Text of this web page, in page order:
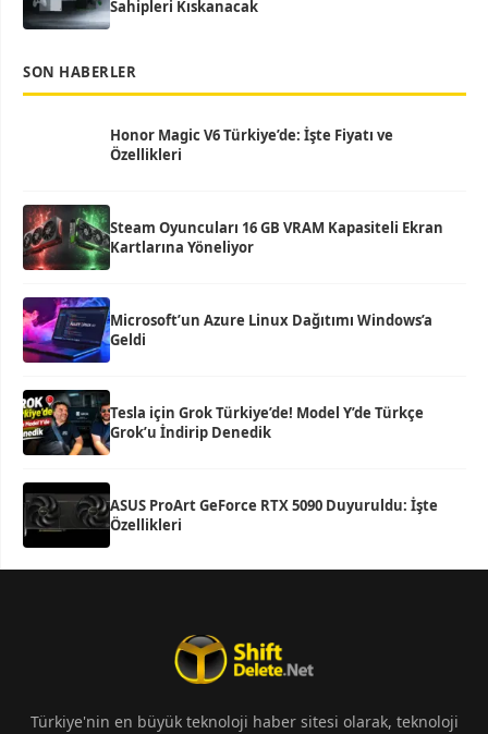
Sahipleri Kıskanacak
SON HABERLER
Honor Magic V6 Türkiye’de: İşte Fiyatı ve
Özellikleri
Steam Oyuncuları 16 GB VRAM Kapasiteli Ekran
Kartlarına Yöneliyor
Microsoft’un Azure Linux Dağıtımı Windows’a
Geldi
Tesla için Grok Türkiye’de! Model Y’de Türkçe
Grok’u İndirip Denedik
ASUS ProArt GeForce RTX 5090 Duyuruldu: İşte
Özellikleri
Türkiye'nin en büyük teknoloji haber sitesi olarak, teknoloji